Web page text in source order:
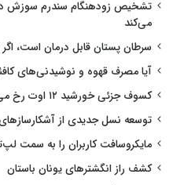
تشخیص زودهنگام سندرم سوزش
می‌کند
سرطان پستان قابل درمان است،
آیا مصرف قهوه و نوشیدنی‌های
کسوف جزئی خورشید ۱۲ اوت رخ می‌دهد
توسعه نسل جدیدی از
مایکروسافت کاربران را به
کشف راز انگشترهای یونان باستان